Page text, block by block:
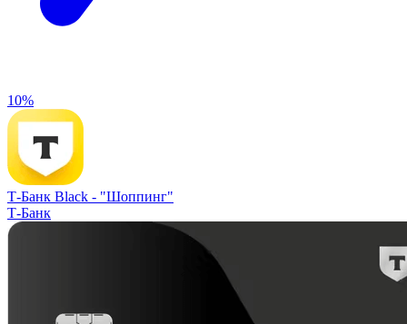
10%
Т-Банк Black - "Шоппинг"
Т-Банк